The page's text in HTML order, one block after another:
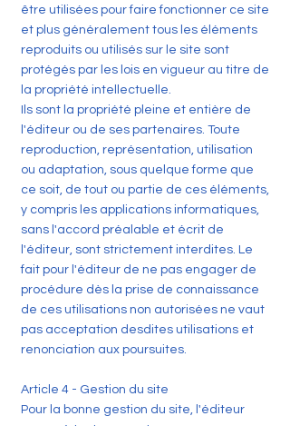
être utilisées pour faire fonctionner ce site
et plus généralement tous les éléments
reproduits ou utilisés sur le site sont
protégés par les lois en vigueur au titre de
la propriété intellectuelle.
Ils sont la propriété pleine et entière de
l'éditeur ou de ses partenaires. Toute
reproduction, représentation, utilisation
ou adaptation, sous quelque forme que
ce soit, de tout ou partie de ces éléments,
y compris les applications informatiques,
sans l'accord préalable et écrit de
l'éditeur, sont strictement interdites. Le
fait pour l'éditeur de ne pas engager de
procédure dès la prise de connaissance
de ces utilisations non autorisées ne vaut
pas acceptation desdites utilisations et
renonciation aux poursuites.
Article 4 - Gestion du site
Pour la bonne gestion du site, l'éditeur